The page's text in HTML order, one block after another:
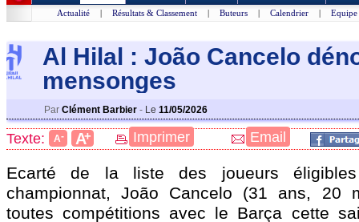
Actualité | Résultats & Classement | Buteurs | Calendrier | Equipe
Al Hilal : João Cancelo
mensonges
Par Clément Barbier - Le 11/05/2026
Texte: A- A+ Imprimer Email
Ecarté de la liste des joueurs
championnat, João Cancelo (31 ans, 20
toutes compétitions avec le Barça cette